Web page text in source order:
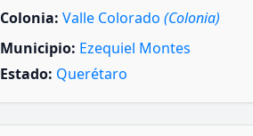
Colonia: Valle Colorado (Colonia)
Municipio: Ezequiel Montes
Estado: Querétaro